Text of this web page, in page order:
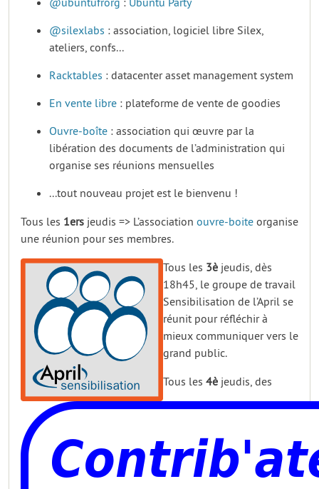
@silexlabs : association, logiciel libre Silex,
ateliers, confs...
Racktables : datacenter asset management system
En vente libre : plateforme de vente de goodies
Ouvre-boîte : association qui œuvre par la
libération des documents de l’administration qui
organise ses réunions mensuelles
...tout nouveau projet est le bienvenu !
Tous les 1ers jeudis => L’association ouvre-boite organise
une réunion pour ses membres.
Tous les 3è jeudis, dès
18h45, le groupe de travail
Sensibilisation de l’April se
réunit pour réfléchir à
mieux communiquer vers le
grand public.
Tous les 4è jeudis, des